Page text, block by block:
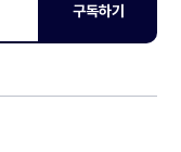
구독하기